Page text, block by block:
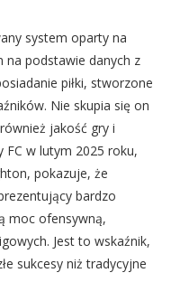
system oparty na
na podstawie danych z
piłki, stworzone
Nie skupia się on
jakość gry i
FC w lutym 2025 roku,
pokazuje, że
bardzo
moc ofensywną,
Jest to wskaźnik,
sukcesy niż tradycyjne